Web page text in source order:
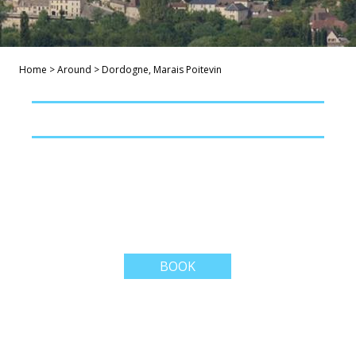
Home >Around >Dordogne, Marais Poitevin
BOOK